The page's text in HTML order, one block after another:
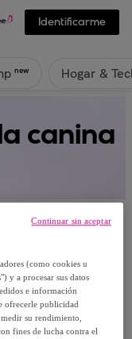
Identificarme
new Hogar &
canina
disponibles.
visibles
(como cookies u
y a procesar sus datos
e información
ofrecerle publicidad
su rendimiento,
fines de lucha contra el
Continuar sin aceptar